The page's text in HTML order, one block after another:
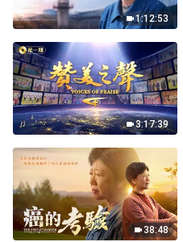
1:12:53
3:17:39
38:48